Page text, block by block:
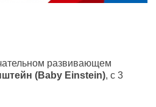
развивающем
(Baby Einstein), с 3